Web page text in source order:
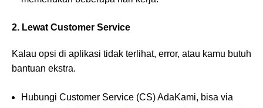
2. Lewat Customer Service
Kalau opsi di aplikasi tidak terlihat, error, atau kamu butuh
bantuan ekstra.
Hubungi Customer Service (CS) AdaKami, bisa via